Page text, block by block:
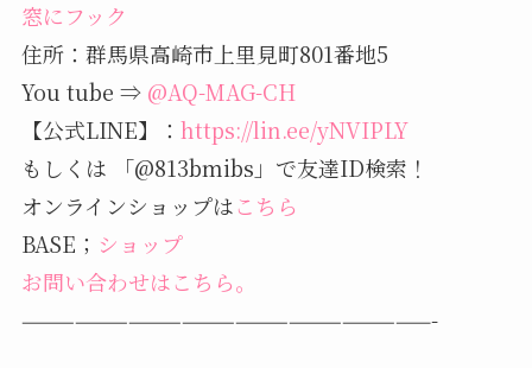
窓にフック
住所：群馬県高崎市上里見町801番地5
You tube ⇒ @AQ-MAG-CH
【公式LINE】： https://lin.ee/yNVIPLY
もしくは 「@813bmibs」で友達ID検索！
オンラインショップはこちら
BASE； ショップ
お問い合わせはこちら。
———————————————————————-